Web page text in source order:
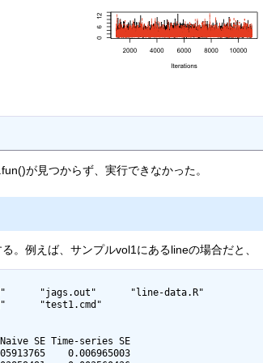
が見つからず、実行できなかった。
。例えば、サンプルvol1にあるlineの場合だと、
"jags.out"      "line-data.R"
"test1.cmd"
0.006965003